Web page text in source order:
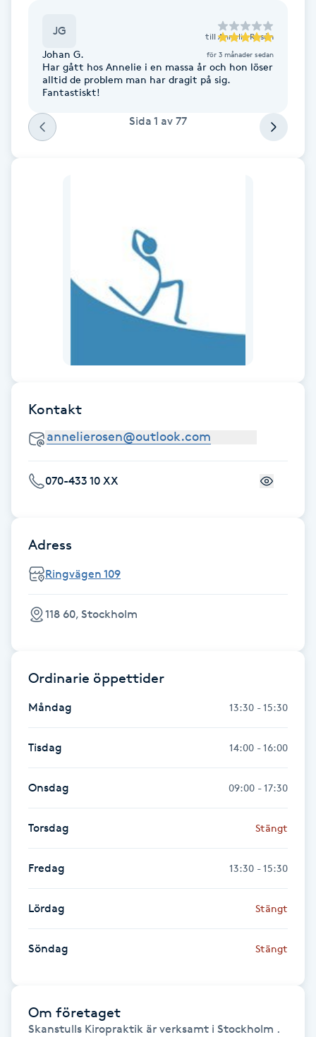
Face framing
Faceliftmassage
Fet hårbotten
Fotmassage
Fransar
Fransborttagning
Fransfärgning
Fransförlängning Megavolym
Fransförlängning Volym
Fransk manikyr
Fransrengöring
Frekvensterapi
Friskvård
G
Gel naglar
JG till Annelie Rosén
Johan G. för 3 månader sedan
Har gått hos Annelie i en massa år och hon löser
alltid de problem man har dragit på sig.
Fantastiskt!
Sida 1 av 77
Kontakt
070-433 10 XX
Adress
Ringvägen 109
118 60, Stockholm
Ordinarie öppettider
Måndag 13:30 - 15:30
Tisdag 14:00 - 16:00
Onsdag 09:00 - 17:30
Torsdag Stängt
Fredag 13:30 - 15:30
Lördag Stängt
Söndag Stängt
Om företaget
Skanstulls Kiropraktik är verksamt i Stockholm .